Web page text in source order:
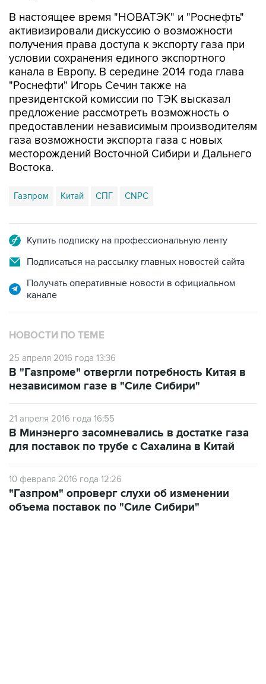
В настоящее время "НОВАТЭК" и "Роснефть"
активизировали дискуссию о возможности
получения права доступа к экспорту газа при
условии сохранения единого экспортного
канала в Европу. В середине 2014 года глава
"Роснефти" Игорь Сечин также на
президентской комиссии по ТЭК высказал
предложение рассмотреть возможность о
предоставлении независимым производителям
газа возможности экспорта газа с новых
месторождений Восточной Сибири и Дальнего
Востока.
Газпром Китай СПГ CNPC
Купить подписку на профессиональную ленту
Подписаться на рассылку главных новостей сайта
Получать оперативные новости в официальном
канале
НОВОСТИ ПО ТЕМЕ
25 апреля 2016 года 13:36
В "Газпроме" отвергли потребность Китая в
независимом газе в "Силе Сибири"
21 апреля 2016 года 16:55
В Минэнерго засомневались в достатке газа
для поставок по трубе с Сахалина в Китай
10 февраля 2016 года 12:26
"Газпром" опроверг слухи об изменении
объема поставок по "Силе Сибири"